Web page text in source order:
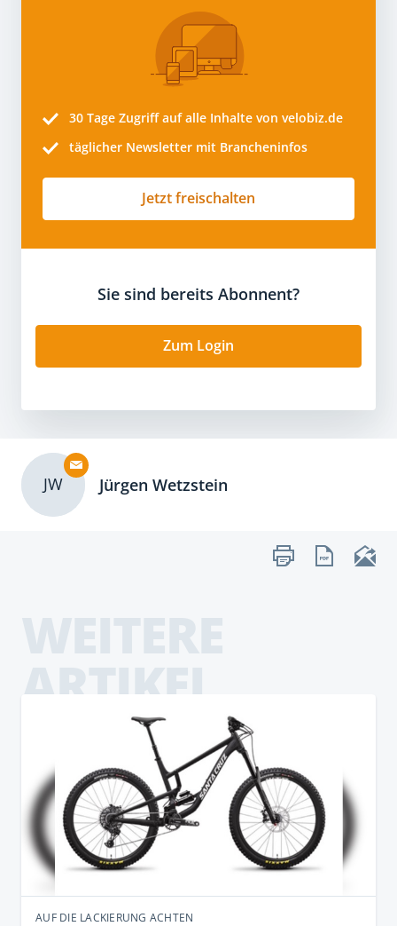
30 Tage Zugriff auf alle Inhalte von velobiz.de
täglicher Newsletter mit Brancheninfos
Jetzt freischalten
Sie sind bereits Abonnent?
Zum Login
JW Jürgen Wetzstein
ARTIKEL
AUF DIE LACKIERUNG ACHTEN